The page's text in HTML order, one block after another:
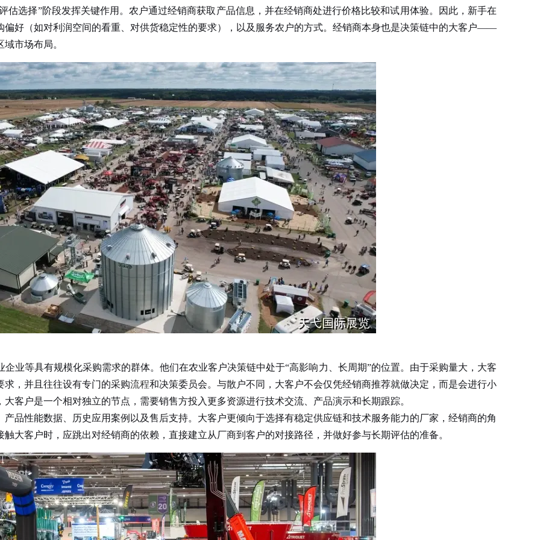
择”阶段发挥关键作用。农户通过经销商获取产品信息，并在经销商处进行价格比较和试用体验。因此，新手在
偏好（如对利润空间的看重、对供货稳定性的要求），以及服务农户的方式。经销商本身也是决策链中的大客户——
市场布局。
等具有规模化采购需求的群体。他们在农业客户决策链中处于“高影响力、长周期”的位置。由于采购量大，大客
，并且往往设有专门的采购流程和决策委员会。与散户不同，大客户不会仅凭经销商推荐就做决定，而是会进行小
客户是一个相对独立的节点，需要销售方投入更多资源进行技术交流、产品演示和长期跟踪。
性能数据、历史应用案例以及售后支持。大客户更倾向于选择有稳定供应链和技术服务能力的厂家，经销商的角
大客户时，应跳出对经销商的依赖，直接建立从厂商到客户的对接路径，并做好参与长期评估的准备。